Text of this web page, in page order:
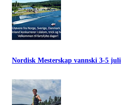
Nordisk Mesterskap vannski 3-5